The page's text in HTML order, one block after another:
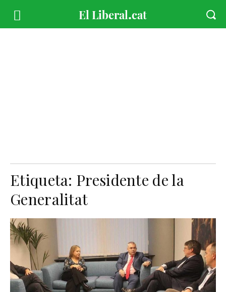
Etiqueta: Presidente de la
Generalitat